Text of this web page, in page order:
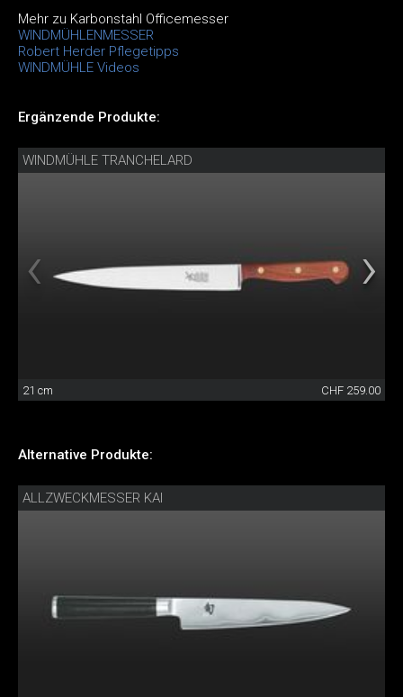
Mehr zu Karbonstahl Officemesser
WINDMÜHLENMESSER
Robert Herder Pflegetipps
WINDMÜHLE Videos
Ergänzende Produkte:
WINDMÜHLE TRANCHELARD
21 cm CHF 259.00
Alternative Produkte:
ALLZWECKMESSER KAI